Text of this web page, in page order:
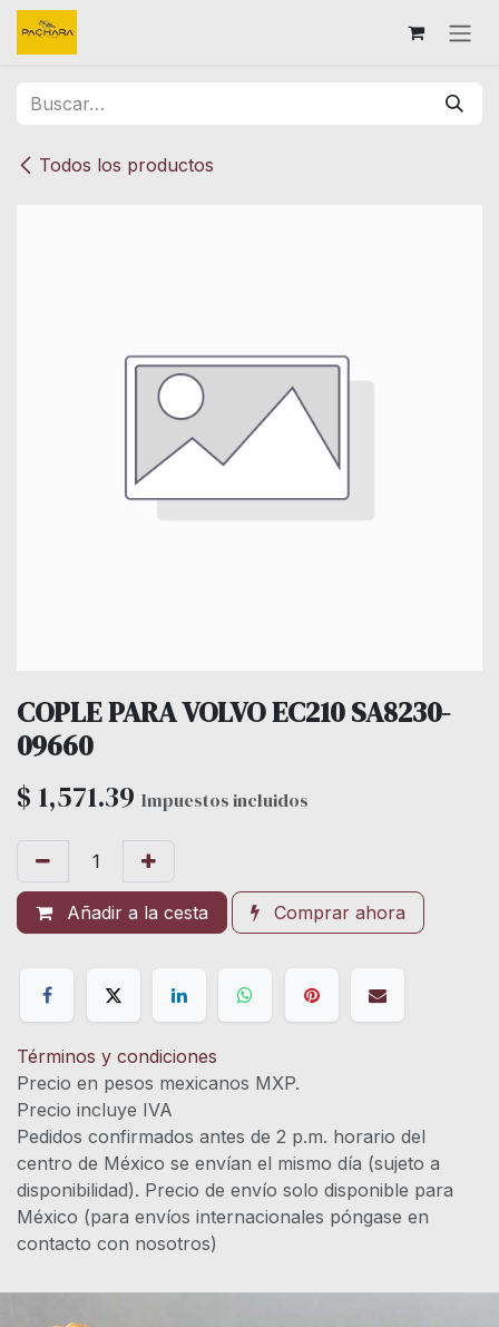
Ir al contenido
Todos los productos
COPLE PARA VOLVO EC210 SA8230-
09660
$ 1,571.39 Impuestos incluidos
Añadir a la cesta Comprar ahora
Términos y condiciones
Precio en pesos mexicanos MXP.
Precio incluye IVA
Pedidos confirmados antes de 2 p.m. horario del
centro de México se envían el mismo día (sujeto a
disponibilidad). Precio de envío solo disponible para
México (para envíos internacionales póngase en
contacto con nosotros)